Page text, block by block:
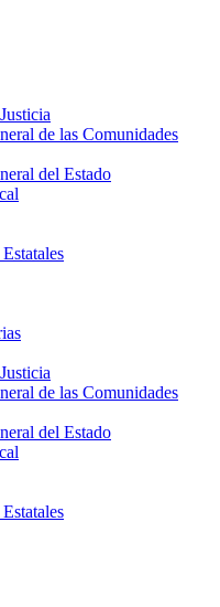
de las Comunidades
del Estado
de las Comunidades
del Estado